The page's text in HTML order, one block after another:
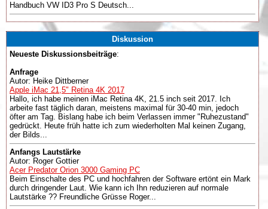
Handbuch VW ID3 Pro S Deutsch...
Diskussion
Neueste Diskussionsbeiträge:
Anfrage
Autor: Heike Dittberner
Apple iMac 21,5" Retina 4K 2017
Hallo, ich habe meinen iMac Retina 4K, 21.5 inch seit 2017. Ich
arbeite fast täglich daran, meistens maximal für 30-40 min, jedoch
öfter am Tag. Bislang habe ich beim Verlassen immer "Ruhezustand"
gedrückt. Heute früh hatte ich zum wiederholten Mal keinen Zugang,
der Bilds...
Anfangs Lautstärke
Autor: Roger Gottier
Acer Predator Orion 3000 Gaming PC
Beim Einschalte des PC und hochfahren der Software ertönt ein Mark
durch dringender Laut. Wie kann ich Ihn reduzieren auf normale
Lautstärke ?? Freundliche Grüsse Roger...